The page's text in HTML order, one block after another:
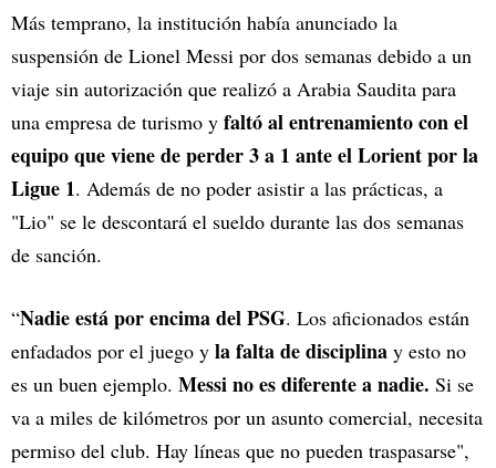
Más temprano, la institución había anunciado la
suspensión de Lionel Messi por dos semanas debido a un
viaje sin autorización que realizó a Arabia Saudita para
una empresa de turismo y faltó al entrenamiento con el
equipo que viene de perder 3 a 1 ante el Lorient por la
Ligue 1. Además de no poder asistir a las prácticas, a
"Lio" se le descontará el sueldo durante las dos semanas
de sanción.
“Nadie está por encima del PSG. Los aficionados están
enfadados por el juego y la falta de disciplina y esto no
es un buen ejemplo. Messi no es diferente a nadie. Si se
va a miles de kilómetros por un asunto comercial, necesita
permiso del club. Hay líneas que no pueden traspasarse",